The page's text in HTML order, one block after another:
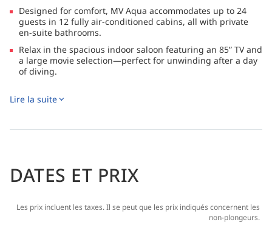
Designed for comfort, MV Aqua accommodates up to 24
guests in 12 fully air-conditioned cabins, all with private
en-suite bathrooms.
Relax in the spacious indoor saloon featuring an 85” TV and
a large movie selection—perfect for unwinding after a day
of diving.
and sundeck, ideal for socializing, sunbathing, or simply
Lire la suite
DATES ET PRIX
Les prix incluent les taxes. Il se peut que les prix indiqués concernent les
non-plongeurs.